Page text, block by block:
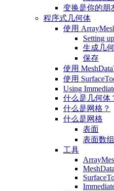
变换是你的朋
程序式几何体
使用
Setting
生成几
保存
使用
使用
Using
什么是几何体
什么是网格？
什么是网格
表面
表面数组
工具